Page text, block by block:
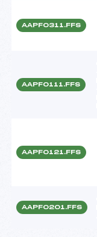
AAPF0311.FFS
AAPF0111.FFS
AAPF0121.FFS
AAPF0201.FFS